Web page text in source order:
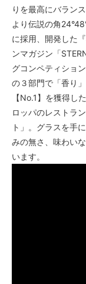
りを最高にバラン
より伝説の角
に採用、開発した
ンマガジン「
グコンペティショ
の３部門で「香り
【No.1】を獲得し
ロッパのレストラ
ト」。グラスを手
みの無さ、味わい
います。